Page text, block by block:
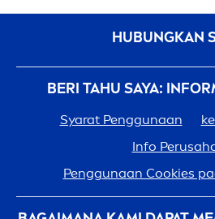
BERI TAHU SAYA:
Syarat Penggunaan
Info
Penggunaan Cookies
HUBUNGKAN